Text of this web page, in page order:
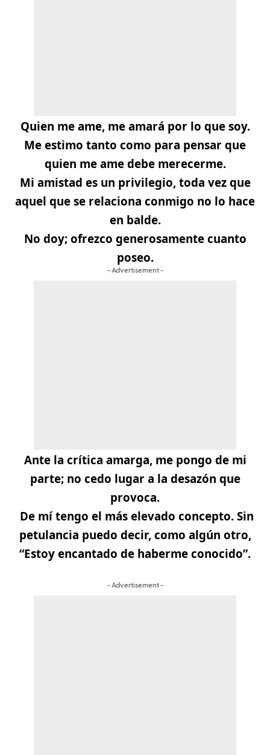
Quien me ame, me amará por lo que soy.
Me estimo tanto como para pensar que
quien me ame debe merecerme.
Mi amistad es un privilegio, toda vez que
aquel que se relaciona conmigo no lo hace
en balde.
No doy; ofrezco generosamente cuanto
poseo.
- Advertisement -
Ante la crítica amarga, me pongo de mi
parte; no cedo lugar a la desazón que
provoca.
De mí tengo el más elevado concepto. Sin
petulancia puedo decir, como algún otro,
“Estoy encantado de haberme conocido”.
- Advertisement -